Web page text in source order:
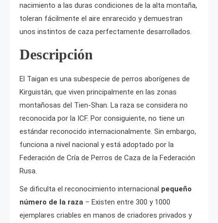
nacimiento a las duras condiciones de la alta montaña,
toleran fácilmente el aire enrarecido y demuestran
unos instintos de caza perfectamente desarrollados.
Descripción
El Taigan es una subespecie de perros aborígenes de
Kirguistán, que viven principalmente en las zonas
montañosas del Tien-Shan. La raza se considera no
reconocida por la ICF. Por consiguiente, no tiene un
estándar reconocido internacionalmente. Sin embargo,
funciona a nivel nacional y está adoptado por la
Federación de Cría de Perros de Caza de la Federación
Rusa.
Se dificulta el reconocimiento internacional pequeño
número de la raza – Existen entre 300 y 1000
ejemplares criables en manos de criadores privados y